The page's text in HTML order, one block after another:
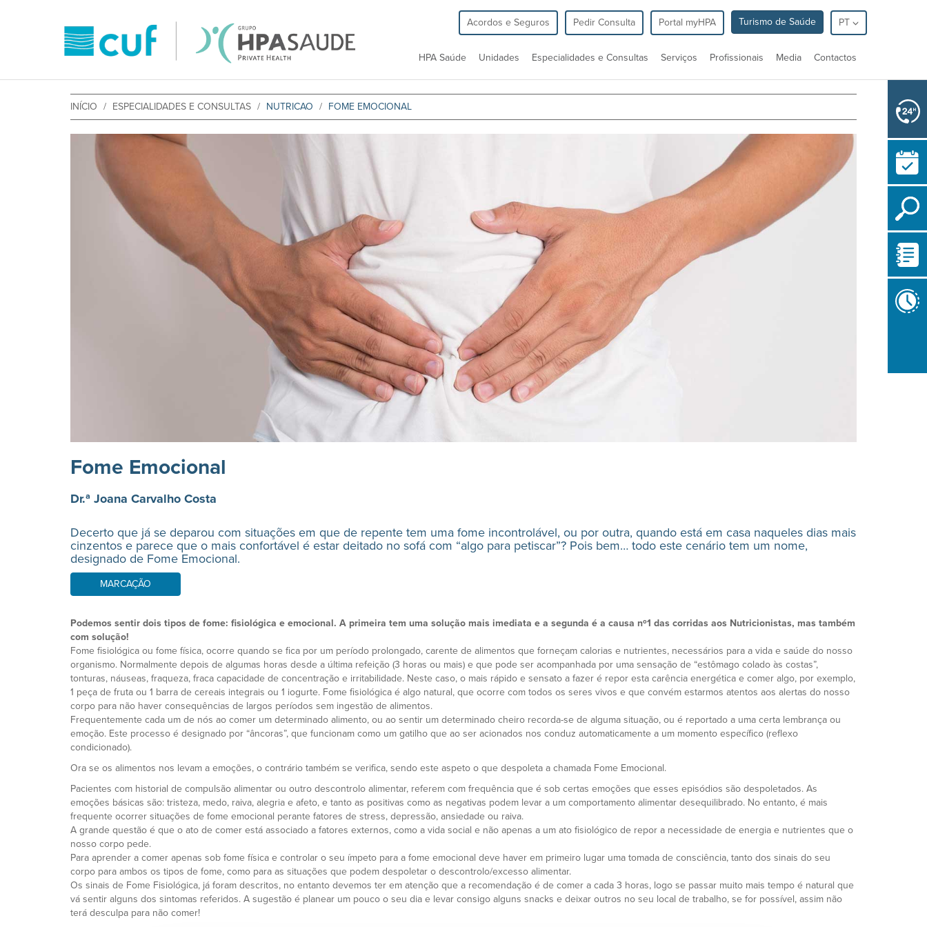
Acordos e Seguros Pedir Consulta Portal myHPA Turismo de Saúde PT
HPA Saúde Unidades Especialidades e Consultas Serviços Profissionais Media Contactos
INÍCIO ESPECIALIDADES E CONSULTAS NUTRICAO FOME EMOCIONAL
Fome Emocional
Dr.ª Joana Carvalho Costa
Decerto que já se deparou com situações em que de repente tem uma fome incontrolável, ou por outra, quando está em casa naqueles dias mais
cinzentos e parece que o mais confortável é estar deitado no sofá com “algo para petiscar”? Pois bem… todo este cenário tem um nome,
designado de Fome Emocional.
MARCAÇÃO
Podemos sentir dois tipos de fome: fisiológica e emocional. A primeira tem uma solução mais imediata e a segunda é a causa nº1 das corridas aos Nutricionistas, mas também
com solução!
Fome fisiológica ou fome física, ocorre quando se fica por um período prolongado, carente de alimentos que forneçam calorias e nutrientes, necessários para a vida e saúde do nosso
organismo. Normalmente depois de algumas horas desde a última refeição (3 horas ou mais) e que pode ser acompanhada por uma sensação de “estômago colado às costas”,
tonturas, náuseas, fraqueza, fraca capacidade de concentração e irritabilidade. Neste caso, o mais rápido e sensato a fazer é repor esta carência energética e comer algo, por exemplo,
1 peça de fruta ou 1 barra de cereais integrais ou 1 iogurte. Fome fisiológica é algo natural, que ocorre com todos os seres vivos e que convém estarmos atentos aos alertas do nosso
corpo para não haver consequências de largos períodos sem ingestão de alimentos.
Frequentemente cada um de nós ao comer um determinado alimento, ou ao sentir um determinado cheiro recorda-se de alguma situação, ou é reportado a uma certa lembrança ou
emoção. Este processo é designado por “âncoras”, que funcionam como um gatilho que ao ser acionados nos conduz automaticamente a um momento específico (reflexo
condicionado).
Ora se os alimentos nos levam a emoções, o contrário também se verifica, sendo este aspeto o que despoleta a chamada Fome Emocional.
Pacientes com historial de compulsão alimentar ou outro descontrolo alimentar, referem com frequência que é sob certas emoções que esses episódios são despoletados. As
emoções básicas são: tristeza, medo, raiva, alegria e afeto, e tanto as positivas como as negativas podem levar a um comportamento alimentar desequilibrado. No entanto, é mais
frequente ocorrer situações de fome emocional perante fatores de stress, depressão, ansiedade ou raiva.
A grande questão é que o ato de comer está associado a fatores externos, como a vida social e não apenas a um ato fisiológico de repor a necessidade de energia e nutrientes que o
nosso corpo pede.
Para aprender a comer apenas sob fome física e controlar o seu ímpeto para a fome emocional deve haver em primeiro lugar uma tomada de consciência, tanto dos sinais do seu
corpo para ambos os tipos de fome, como para as situações que podem despoletar o descontrolo/excesso alimentar.
Os sinais de Fome Fisiológica, já foram descritos, no entanto devemos ter em atenção que a recomendação é de comer a cada 3 horas, logo se passar muito mais tempo é natural que
vá sentir alguns dos sintomas referidos. A sugestão é planear um pouco o seu dia e levar consigo alguns snacks e deixar outros no seu local de trabalho, se for possível, assim não
terá desculpa para não comer!